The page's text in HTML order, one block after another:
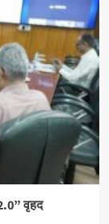
वृहद